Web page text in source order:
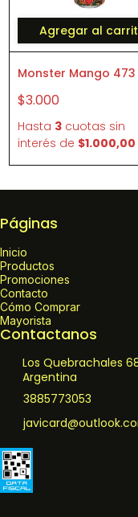
Agregar al
Monster Mango 473
$3.000
Hasta 3 cuotas sin
interés de $1.000,00
Páginas
Inicio
Productos
Promociones
Contacto
Cómo Comprar
Mayorista
Contactanos
Los Quebrachales
Argentina
3885773053